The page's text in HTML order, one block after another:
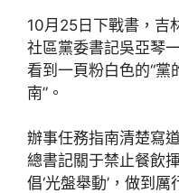
10月25日下戰書，吉
社區黨委書記吳亞琴
看到一頁粉白色的“
南”。
辦事任務指南清楚寫
總書記關于禁止餐飲
倡‘光盤舉動’，做到厲